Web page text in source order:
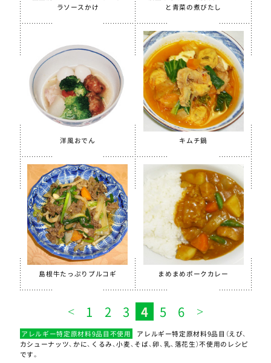
ラソースかけ
と青菜の煮びたし
洋風おでん キムチ鍋
島根牛たっぷりプルコギ まめまめポークカレー
1 2 3 4 5 6
アレルギー特定原材料9品目不使用
アレルギー特定原材料9品目（えび、
カシューナッツ、かに、くるみ、小麦、そば、卵、乳、落花生）不使用のレシピ
です。